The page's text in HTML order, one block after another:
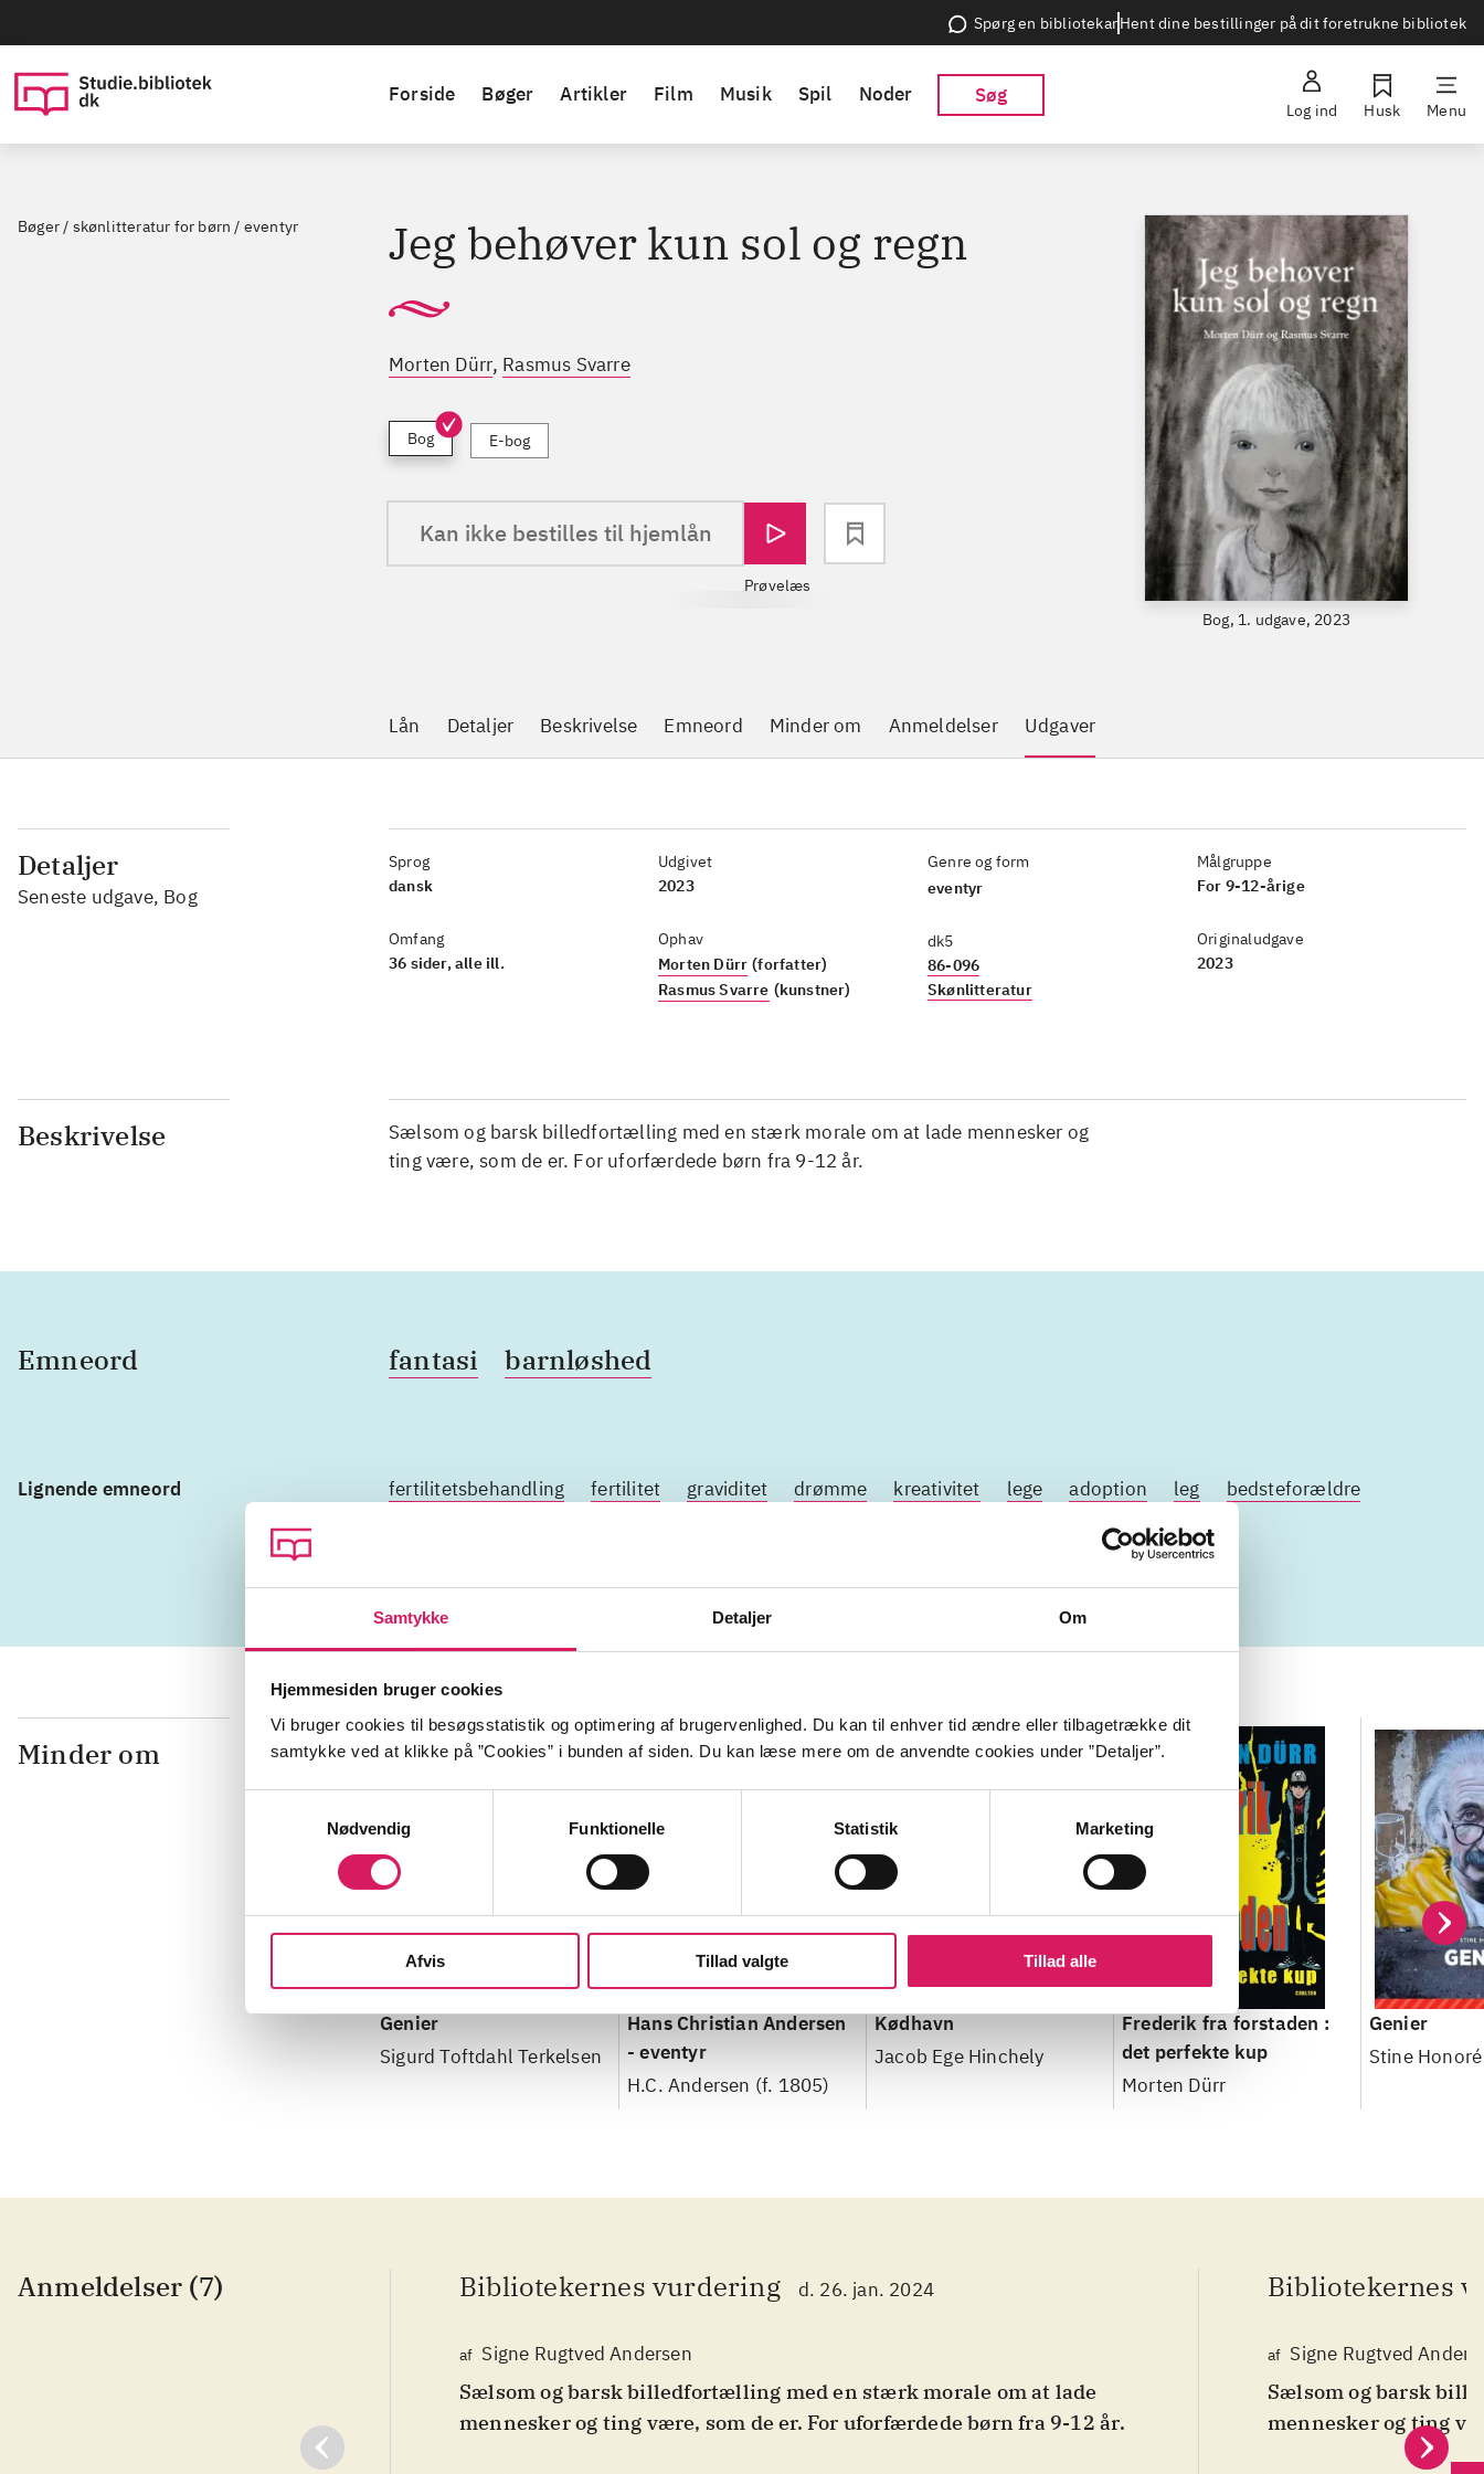
Samtykke Detaljer Om
Hjemmesiden bruger cookies
Vi bruger cookies til besøgsstatistik og optimering af brugervenlighed. Du kan til enhver tid ændre eller tilbagetrække dit
samtykke ved at klikke på ”Cookies” i bunden af siden. Du kan læse mere om de anvendte cookies under ”Detaljer”.
Nødvendig
Funktionelle Statistik Marketing
Afvis Tillad valgte Tillad alle
Spørg en bibliotekarHent dine bestillinger på dit foretrukne bibliotek
Forside Bøger Artikler Film Musik Spil Noder Søg
Log ind Husk Menu
Bøger / skønlitteratur for børn / eventyr
Bog, 1. udgave, 2023
Jeg behøver kun sol og regn
Morten Dürr, Rasmus Svarre
Bog E-bog
Kan ikke bestilles til hjemlån
Prøvelæs
Lån Detaljer Beskrivelse Emneord Minder om Anmeldelser Udgaver
Detaljer
Seneste udgave, Bog
Sprog
dansk
Omfang
36 sider, alle ill.
Udgivet
2023
Ophav
Morten Dürr (forfatter)
Rasmus Svarre (kunstner)
Genre og form
eventyr
dk5
86-096
Skønlitteratur
Målgruppe
For 9-12-årige
Originaludgave
2023
Beskrivelse
Sælsom og barsk billedfortælling med en stærk morale om at lade mennesker og
ting være, som de er. For uforfærdede børn fra 9-12 år.
Emneord fantasi barnløshed
Lignende emneord fertilitetsbehandling fertilitet graviditet drømme kreativitet lege adoption leg
bedsteforældre
Minder om
Genier
Sigurd Toftdahl Terkelsen
Hans Christian Andersen
- eventyr
H.C. Andersen (f. 1805)
Kødhavn
Jacob Ege Hinchely
Frederik fra forstaden :
det perfekte kup
Morten Dürr
Genier
Stine Honoré
Anmeldelser (7) Bibliotekernes vurdering d. 26. jan. 2024
af Signe Rugtved Andersen
Sælsom og barsk billedfortælling med en stærk morale om at lade
mennesker og ting være, som de er. For uforfærdede børn fra 9-12 år.
Bibliotekernes
af Signe Rugtved
Sælsom og barsk
mennesker og ting